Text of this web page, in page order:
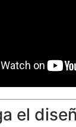
el